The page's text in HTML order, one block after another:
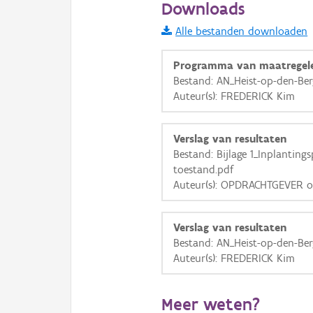
Informatie Vlaanderen
i
+ −
Basis Lagen
OSM-Basiskaart
Ortho
GRB-Basiskaart
GRB-Basiskaart in
Downloads
Alle bestanden downloaden
Programma van
Bestand: AN_Heist-op-den-
Auteur(s): FREDERICK Kim
Verslag van resultaten
Bestand: Bijlage
toestand.pdf
Auteur(s):
Verslag van resultaten
Bestand: AN_Heist-op-den-
Auteur(s): FREDERICK Kim
Meer weten?